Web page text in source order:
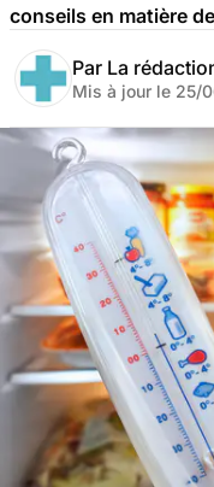
conseils en matière
Par La
Mis à jour le 25/